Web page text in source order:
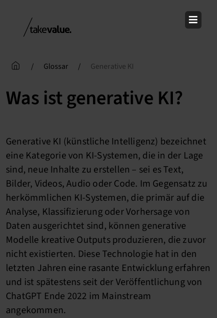
content
/ Glossar / Generative KI
Was ist generative KI?
Generative KI (künstliche Intelligenz) bezeichnet
eine Kategorie von KI-Systemen, die in der Lage
sind, neue Inhalte zu erstellen – sei es Text,
Bilder, Videos, Audio oder Code. Im Gegensatz zu
herkömmlichen KI-Systemen, die primär auf die
Analyse, Klassifizierung oder Vorhersage von
Daten ausgerichtet sind, können generative
Modelle kreative Outputs produzieren, die zuvor
nicht existierten. Diese Technologie hat in den
letzten Jahren eine rasante Entwicklung erfahren
und ist spätestens seit der Veröffentlichung von
ChatGPT Ende 2022 im Mainstream
angekommen.